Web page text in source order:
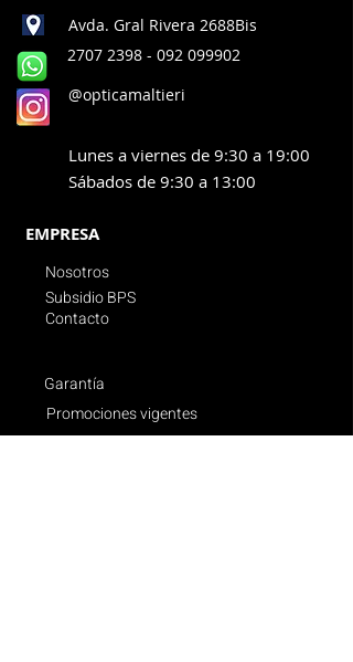
Avda. Gral Rivera 2688Bis
2707 2398 - 092 099902
@opticamaltieri
Lunes a viernes de 9:30 a 19:00
Sábados de 9:30 a 13:00
EMPRESA
Nosotros
Subsidio BPS
Contacto
Garantía
Promociones vigentes